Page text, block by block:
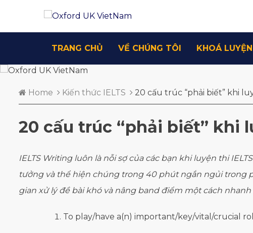
TRANG CHỦ VỀ CHÚNG TÔI KHOÁ
Home Kiến thức IELTS 20 cấu trúc “phải biết” khi
20 cấu trúc “phải biết” khi
IELTS Writing luôn là nỗi sợ của các bạn khi luyện thi
tưởng và thể hiện chúng trong 40 phút ngắn ngủi trong
gian xử lý đề bài khó và nâng band điểm một cách nhanh
To play/have a(n) important/key/vital/crucial